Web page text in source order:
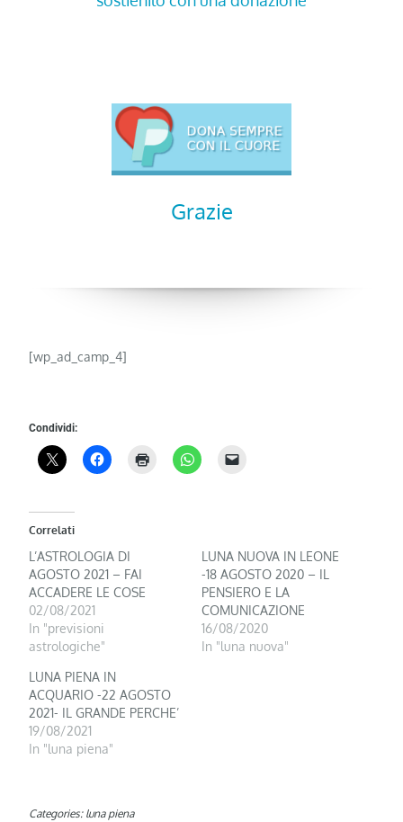
Grazie
[wp_ad_camp_4]
Condividi:
Correlati
L’ASTROLOGIA DI
AGOSTO 2021 – FAI
ACCADERE LE COSE
02/08/2021
In "previsioni
astrologiche"
LUNA NUOVA IN LEONE
-18 AGOSTO 2020 – IL
PENSIERO E LA
COMUNICAZIONE
16/08/2020
In "luna nuova"
LUNA PIENA IN
ACQUARIO -22 AGOSTO
2021- IL GRANDE PERCHE’
19/08/2021
In "luna piena"
Categories: luna piena